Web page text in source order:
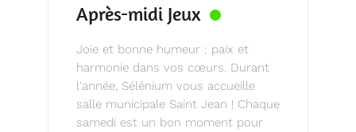
Après-midi Jeux
Joie et bonne humeur : paix et
harmonie dans vos cœurs. Durant
l'année, Sélénium vous accueille
salle municipale Saint Jean ! Chaque
samedi est un bon moment pour